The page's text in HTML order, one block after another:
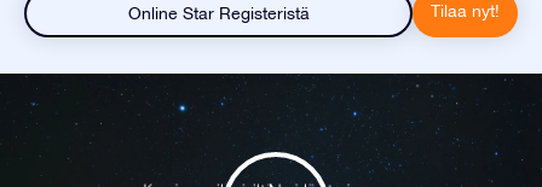
Online Star Registeristä Tilaa nyt!